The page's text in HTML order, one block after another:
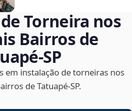
Torneira nos
Bairros de
em instalação de torneiras nos
de Tatuapé‑SP.